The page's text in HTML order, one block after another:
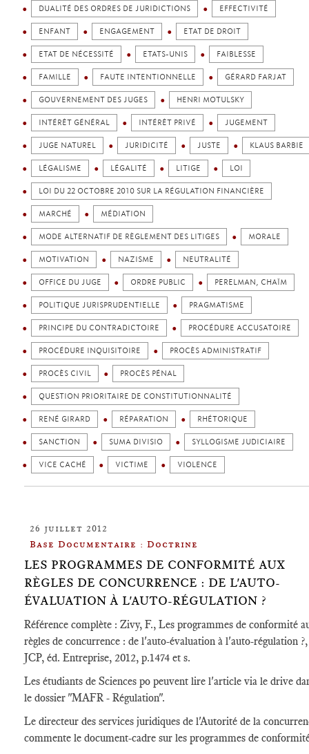
DUALITÉ DES ORDRES DE JURIDICTIONS EFFECTIVITÉ
ENFANT ENGAGEMENT ETAT DE DROIT
ETAT DE NÉCESSITÉ ETATS-UNIS FAIBLESSE
FAMILLE FAUTE INTENTIONNELLE GÉRARD FARJAT
GOUVERNEMENT DES JUGES HENRI MOTULSKY
INTÉRÊT GÉNÉRAL INTÉRÊT PRIVÉ JUGEMENT
JUGE NATUREL JURIDICITÉ JUSTE KLAUS BARBIE
LÉGALISME LÉGALITÉ LITIGE LOI
LOI DU 22 OCTOBRE 2010 SUR LA RÉGULATION FINANCIÈRE
MARCHÉ MÉDIATION
MODE ALTERNATIF DE RÈGLEMENT DES LITIGES MORALE
MOTIVATION NAZISME NEUTRALITÉ
OFFICE DU JUGE ORDRE PUBLIC PERELMAN, CHAÏM
POLITIQUE JURISPRUDENTIELLE PRAGMATISME
PRINCIPE DU CONTRADICTOIRE PROCÉDURE ACCUSATOIRE
PROCÉDURE INQUISITOIRE PROCÈS ADMINISTRATIF
PROCÈS CIVIL PROCÈS PÉNAL
QUESTION PRIORITAIRE DE CONSTITUTIONNALITÉ
RENÉ GIRARD RÉPARATION RHÉTORIQUE
SANCTION SUMA DIVISIO SYLLOGISME JUDICIAIRE
VICE CACHÉ VICTIME VIOLENCE
26 juillet 2012
Base Documentaire : Doctrine
LES PROGRAMMES DE CONFORMITÉ AUX
RÈGLES DE CONCURRENCE : DE L'AUTO-
ÉVALUATION À L'AUTO-RÉGULATION ?
Référence complète : Zivy, F., Les programmes de conformité
règles de concurrence : de l'auto-évaluation à l'auto-régulation ?,
JCP, éd. Entreprise, 2012, p.1474 et s.
Les étudiants de Sciences po peuvent lire l'article via le drive
le dossier "MAFR - Régulation".
Le directeur des services juridiques de l'Autorité de la
commente le document-cadre sur les programmes de